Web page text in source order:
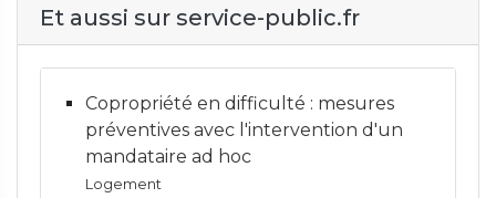
Et aussi sur service-public.fr
Copropriété en difficulté : mesures
préventives avec l'intervention d'un
mandataire ad hoc
Logement